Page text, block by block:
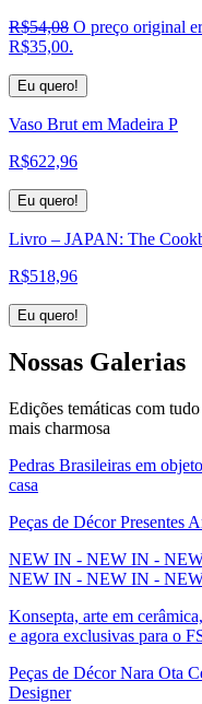
R$54,08 O preço original
R$35,00.
Eu quero!
Vaso Brut em Madeira P
R$622,96
Eu quero!
Livro – JAPAN: The
R$518,96
Eu quero!
Nossas Galerias
Edições temáticas com
mais charmosa
Pedras Brasileiras em
casa
Peças de Décor Presentes
NEW IN - NEW IN -
NEW IN - NEW IN -
Konsepta, arte em
e agora exclusivas para o
Peças de Décor Nara Ota
Designer